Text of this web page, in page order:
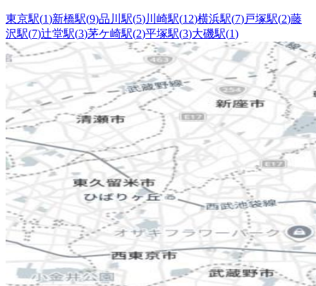
東京駅(1)新橋駅(9)品川駅(5)川崎駅(12)横浜駅(7)戸塚駅(2)藤
沢駅(7)辻堂駅(3)茅ケ崎駅(2)平塚駅(3)大磯駅(1)